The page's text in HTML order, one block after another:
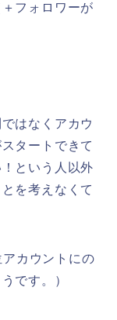
フォロワーが
はなくアカウ
タートできて
という人以外
を考えなくて
カウントにの
です。）